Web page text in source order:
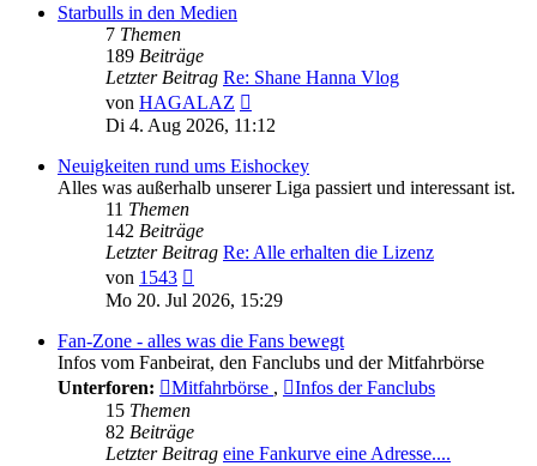
Starbulls in den Medien
7 Themen
189 Beiträge
Letzter Beitrag Re: Shane Hanna Vlog
von HAGALAZ
Beitrag
Di 4. Aug 2026, 11:12
Neuigkeiten rund ums Eishockey
Alles was außerhalb unserer Liga passiert und interessant ist.
11 Themen
142 Beiträge
Letzter Beitrag Re: Alle erhalten die Lizenz
von 1543
Beitrag
Mo 20. Jul 2026, 15:29
Fan-Zone - alles was die Fans bewegt
Infos vom Fanbeirat, den Fanclubs und der Mitfahrbörse
Unterforen:
Mitfahrbörse ,
Infos der Fanclubs
15 Themen
82 Beiträge
Letzter Beitrag eine Fankurve eine Adresse....